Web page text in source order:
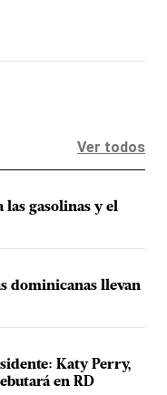
Ver todos
las gasolinas y el
dominicanas llevan
Katy Perry,
en RD